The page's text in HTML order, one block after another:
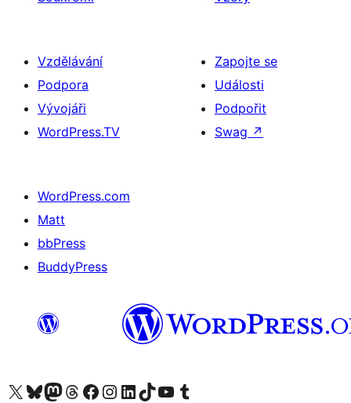
Vzdělávání
Podpora
Vývojáři
WordPress.TV
Zapojte se
Události
Podpořit
Swag ↗
WordPress.com
Matt
bbPress
BuddyPress
Navštivte náš účet na X (dříve Twitter)
Navštivte náš Bluesky účetNavštivte náš účet Mastodon
Navštivte náš Threads účetNavštivte naši stránku na Facebooku
Navštivte náš Instagram účetNavštivte náš LinkedIn účetNavštivte náš TikTok účetNavštivte náš YouTube kanálNavštivte náš Tumblr účet